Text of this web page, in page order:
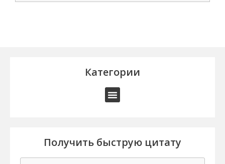
Категории
Получить быструю цитату